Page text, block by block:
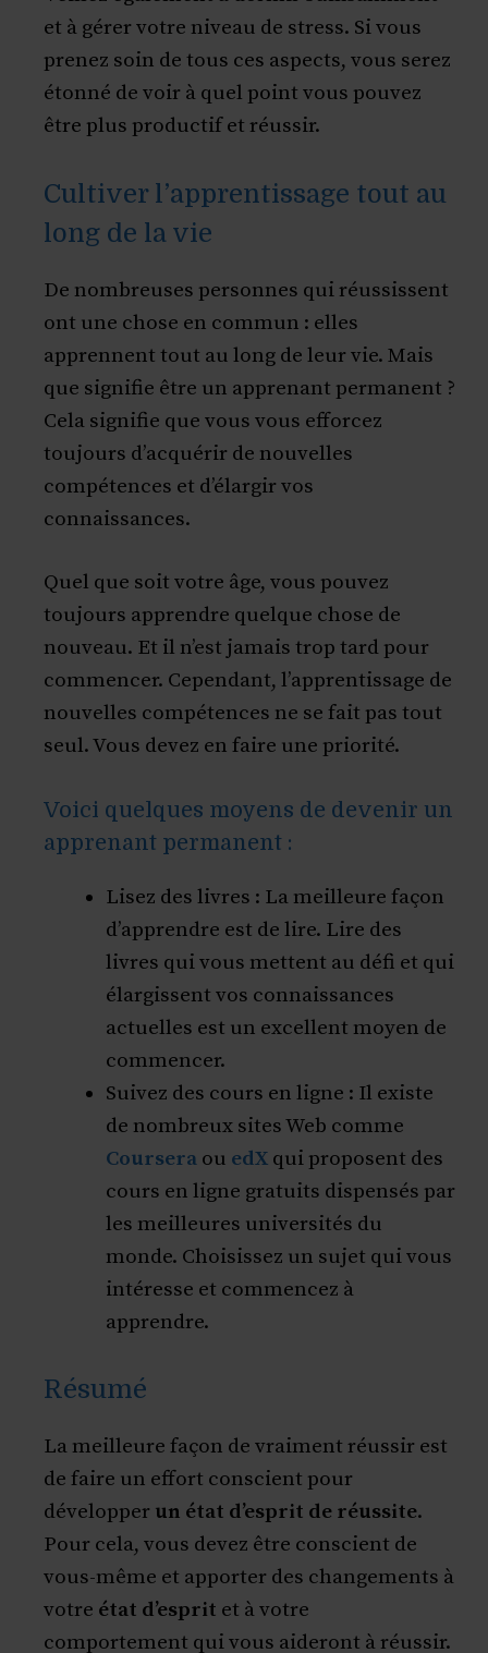
et à gérer votre niveau de stress. Si vous
prenez soin de tous ces aspects, vous serez
étonné de voir à quel point vous pouvez
être plus productif et réussir.
Cultiver l’apprentissage tout au
long de la vie
De nombreuses personnes qui réussissent
ont une chose en commun : elles
apprennent tout au long de leur vie. Mais
que signifie être un apprenant permanent ?
Cela signifie que vous vous efforcez
toujours d’acquérir de nouvelles
compétences et d’élargir vos
connaissances.
Quel que soit votre âge, vous pouvez
toujours apprendre quelque chose de
nouveau. Et il n’est jamais trop tard pour
commencer. Cependant, l’apprentissage de
nouvelles compétences ne se fait pas tout
seul. Vous devez en faire une priorité.
Voici quelques moyens de devenir un
apprenant permanent :
Lisez des livres : La meilleure façon
d’apprendre est de lire. Lire des
livres qui vous mettent au défi et qui
élargissent vos connaissances
actuelles est un excellent moyen de
commencer.
Suivez des cours en ligne : Il existe
de nombreux sites Web comme
Coursera ou edX qui proposent des
cours en ligne gratuits dispensés par
les meilleures universités du
monde. Choisissez un sujet qui vous
intéresse et commencez à
apprendre.
Résumé
La meilleure façon de vraiment réussir est
de faire un effort conscient pour
développer un état d’esprit de réussite.
Pour cela, vous devez être conscient de
vous-même et apporter des changements à
votre état d’esprit et à votre
comportement qui vous aideront à réussir.